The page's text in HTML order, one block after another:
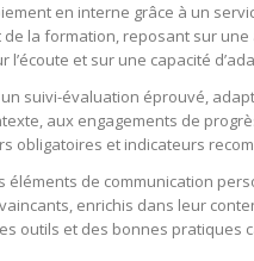
en interne grâce à un
de la formation, reposant sur une
l’écoute et sur une capacité
suivi-évaluation éprouvé,
aux engagements de
obligatoires et indicateurs
éléments de communication
enrichis dans leur
outils et des bonnes pratiques